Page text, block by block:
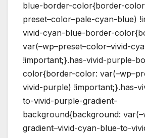
blue-border-color{border-
preset–color–pale-cyan-blue)
vivid-cyan-blue-border-
var(–wp–preset–color–vivid-
!important;}.has-vivid-purple-
color{border-color:
vivid-purple) !important;}.has-
to-vivid-purple-gradient-
background{background:
gradient–vivid-cyan-blue-to-